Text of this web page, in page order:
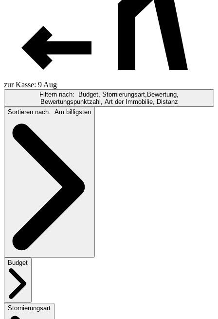
zur Kasse: 9 Aug
Filtern nach:
Budget, Stornierungsart,Bewertung,
Bewertungspunktzahl, Art der Immobilie, Distanz
Sortieren nach: Am billigsten
Budget
Stornierungsart